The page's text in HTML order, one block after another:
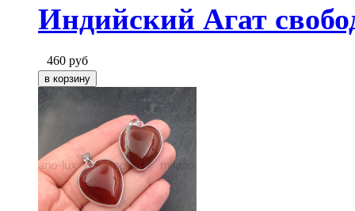
Индийский Агат
460 руб